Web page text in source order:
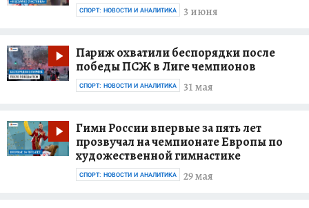
3 июня
СПОРТ: НОВОСТИ И АНАЛИТИКА
Париж охватили беспорядки после
победы ПСЖ в Лиге чемпионов
31 мая
СПОРТ: НОВОСТИ И АНАЛИТИКА
Гимн России впервые за пять лет
прозвучал на чемпионате Европы по
художественной гимнастике
29 мая
СПОРТ: НОВОСТИ И АНАЛИТИКА